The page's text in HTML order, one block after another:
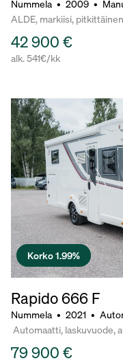
Nummela • 2009 •
ALDE, markiisi,
42 900 €
alk. 541€/kk
Korko 1.99%
Rapido 666 F
Nummela • 2021 •
Automaatti, laskuvuode,
79 900 €